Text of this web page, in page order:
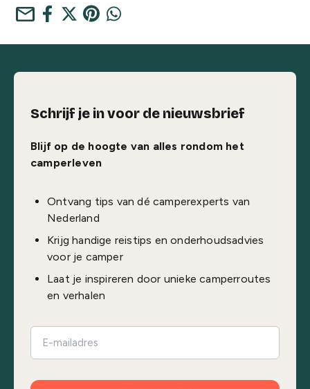
mail
Schrijf je in voor de nieuwsbrief
Blijf op de hoogte van alles rondom het
camperleven
Ontvang tips van dé camperexperts van
Nederland
Krijg handige reistips en onderhoudsadvies
voor je camper
Laat je inspireren door unieke camperroutes
en verhalen